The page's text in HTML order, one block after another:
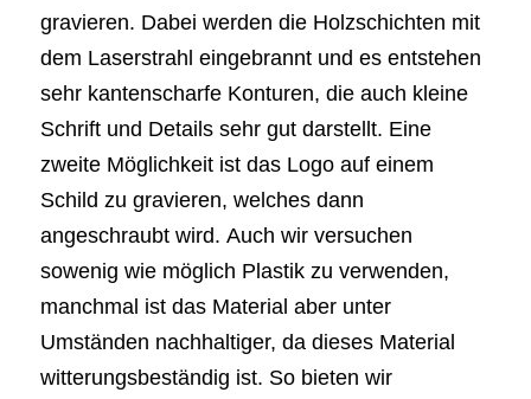
gravieren. Dabei werden die Holzschichten mit
dem Laserstrahl eingebrannt und es entstehen
sehr kantenscharfe Konturen, die auch kleine
Schrift und Details sehr gut darstellt. Eine
zweite Möglichkeit ist das Logo auf einem
Schild zu gravieren, welches dann
angeschraubt wird. Auch wir versuchen
sowenig wie möglich Plastik zu verwenden,
manchmal ist das Material aber unter
Umständen nachhaltiger, da dieses Material
witterungsbeständig ist. So bieten wir